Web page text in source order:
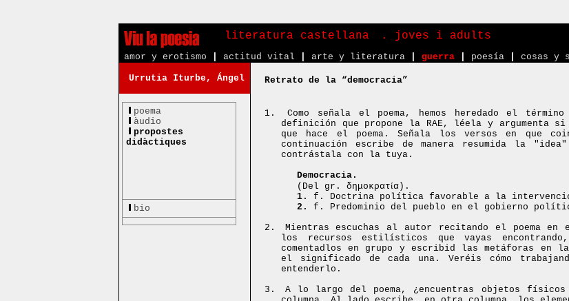
literatura castellana . joves i adults
amor y erotismo
actitud vital arte y literatura guerra poesía cosas y
Urrutia Iturbe, Ángel
poema
àudio
propostes
didàctiques
bio
Retrato de la “democracia”
1.
Como señala el poema, hemos heredado el
definición que propone la RAE, léela y argumenta
que hace el poema. Señala los versos en que
continuación escribe de manera resumida la
contrástala con la tuya.
Democracia.
(Del gr. δημοκρατία).
1.f . Doctrina política favorable a la
2.f . Predominio del pueblo en el gobierno
2.
Mientras escuchas al autor recitando el poema
los recursos estilísticos que vayas
comentadlos en grupo y escribid las metáforas
el significado de cada una. Veréis cómo
entenderlo.
3.
A lo largo del poema, ¿encuentras objetos